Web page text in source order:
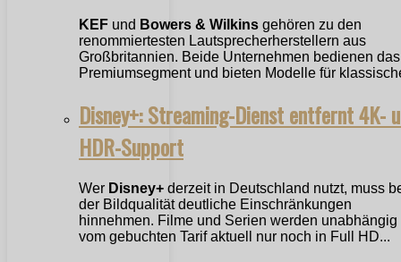
KEF und Bowers & Wilkins gehören zu den
renommiertesten Lautsprecherherstellern aus
Großbritannien. Beide Unternehmen bedienen das
Premiumsegment und bieten Modelle für
Disney+: Streaming-Dienst entfernt 4K-
HDR-Support
Wer Disney+ derzeit in Deutschland nutzt, muss
der Bildqualität deutliche Einschränkungen
hinnehmen. Filme und Serien werden unabhängig
vom gebuchten Tarif aktuell nur noch in Full HD...